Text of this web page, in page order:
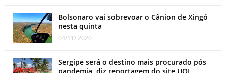
Bolsonaro vai sobrevoar o Cânion de Xingó
nesta quinta
04/11/ 2020
Sergipe será o destino mais procurado pós